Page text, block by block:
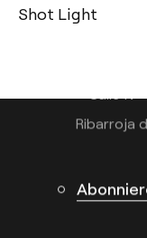
Shot Light
Ribarroja